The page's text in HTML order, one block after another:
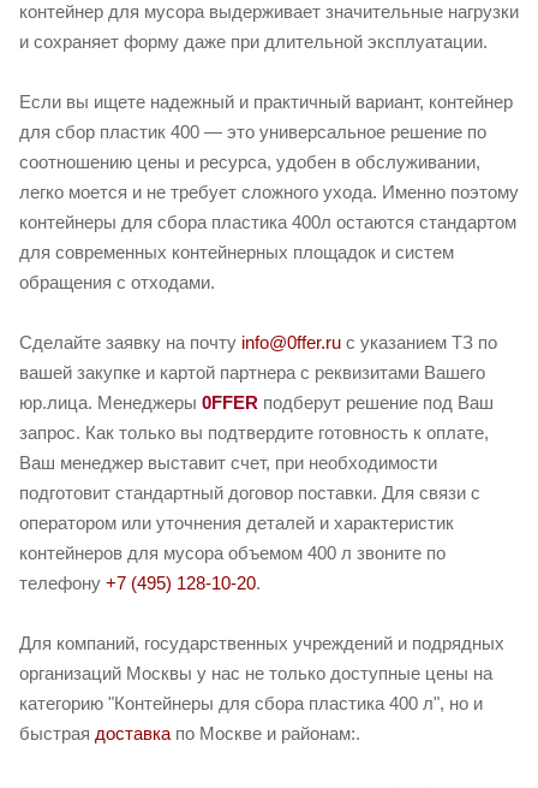
контейнер для мусора выдерживает значительные нагрузки
и сохраняет форму даже при длительной эксплуатации.
Если вы ищете надежный и практичный вариант, контейнер
для сбор пластик 400 — это универсальное решение по
соотношению цены и ресурса, удобен в обслуживании,
легко моется и не требует сложного ухода. Именно поэтому
контейнеры для сбора пластика 400л остаются стандартом
для современных контейнерных площадок и систем
обращения с отходами.
Сделайте заявку на почту info@0ffer.ru с указанием ТЗ по
вашей закупке и картой партнера с реквизитами Вашего
юр.лица. Менеджеры 0FFER подберут решение под Ваш
запрос. Как только вы подтвердите готовность к оплате,
Ваш менеджер выставит счет, при необходимости
подготовит стандартный договор поставки. Для связи с
оператором или уточнения деталей и характеристик
контейнеров для мусора объемом 400 л звоните по
телефону +7 (495) 128-10-20.
Для компаний, государственных учреждений и подрядных
организаций Москвы у нас не только доступные цены на
категорию "Контейнеры для сбора пластика 400 л", но и
быстрая доставка по Москве и районам:.